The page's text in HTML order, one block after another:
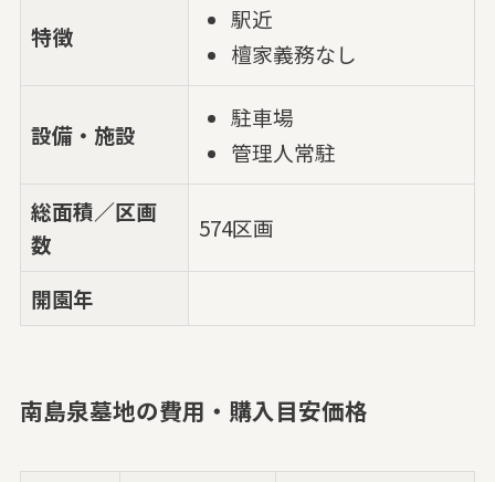
特徴
駅近
檀家義務なし
設備・施設
駐車場
管理人常駐
総面積／区画
数
574区画
開園年
南島泉墓地の費用・購入目安価格